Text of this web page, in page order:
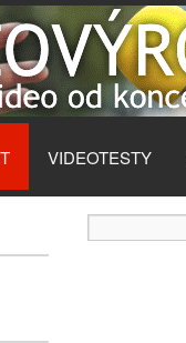
VIDEOTESTY